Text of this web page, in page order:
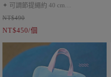
✦ 可調節提繩約 40 cm
✦ 可水洗（O）
NT$490
NT$450/個